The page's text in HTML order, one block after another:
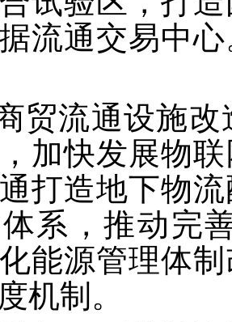
流通交易中
贸流通设施
加快发展物
打造地下物
系，推动完
能源管理体
机制。